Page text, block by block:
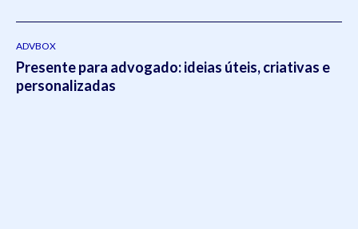
ADVBOX
Presente para advogado: ideias úteis, criativas e
personalizadas